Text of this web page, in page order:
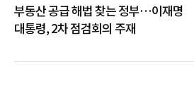
부동산 공급 해법 찾는 정부…이재명
대통령, 2차 점검회의 주재